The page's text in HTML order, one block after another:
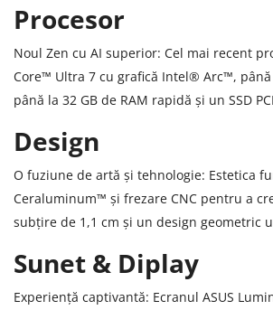
Procesor
Noul Zen cu AI superior: Cel mai recent
Core™ Ultra 7 cu grafică Intel® Arc™, până
până la 32 GB de RAM rapidă și un SSD
Design
O fuziune de artă și tehnologie: Estetica
Ceraluminum™ și frezare CNC pentru a
subțire de 1,1 cm și un design geometric
Sunet & Diplay
Experiență captivantă: Ecranul ASUS